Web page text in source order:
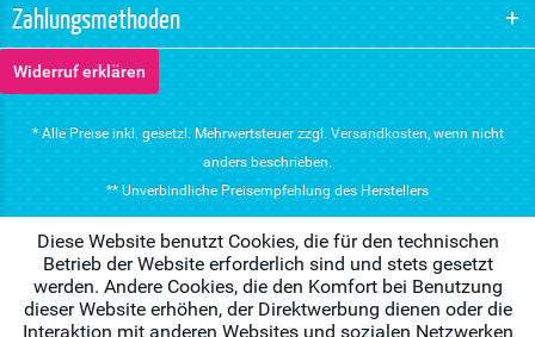
Zahlungsmethoden
Widerruf erklären
* Alle Preise inkl. gesetzl. Mehrwertsteuer zzgl. Versandkosten, wenn nicht
anders beschrieben.
** Unverbindliche Preisempfehlung des Herstellers
Diese Website benutzt Cookies, die für den technischen
Betrieb der Website erforderlich sind und stets gesetzt
werden. Andere Cookies, die den Komfort bei Benutzung
dieser Website erhöhen, der Direktwerbung dienen oder die
Interaktion mit anderen Websites und sozialen Netzwerken